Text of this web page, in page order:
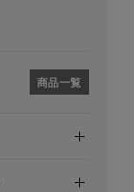
商品一覧